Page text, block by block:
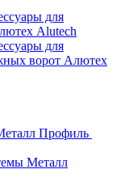
для
Alutech
для
ворот Алютех
Профиль
Металл